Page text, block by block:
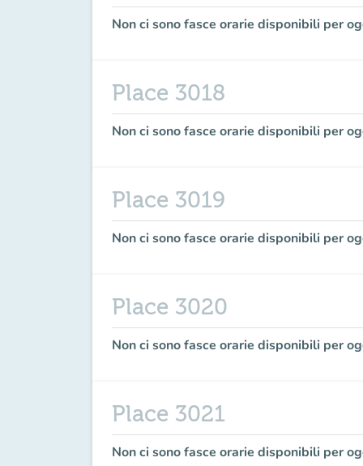
Non ci sono fasce orarie disponibili per
Place 3018
Non ci sono fasce orarie disponibili per
Place 3019
Non ci sono fasce orarie disponibili per
Place 3020
Non ci sono fasce orarie disponibili per
Place 3021
Non ci sono fasce orarie disponibili per